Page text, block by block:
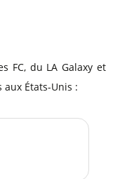
FC, du LA Galaxy et
États-Unis :